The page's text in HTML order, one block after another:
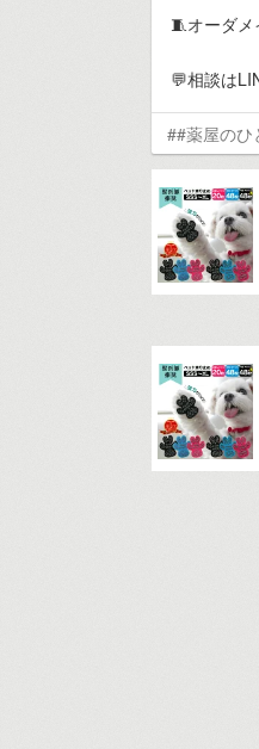
🧵オーダ
💬相談は
##薬屋のひ